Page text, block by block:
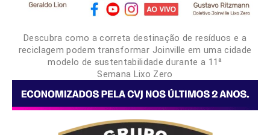
Descubra como a correta destinação de resíduos e a
reciclagem podem transformar Joinville em uma cidade
modelo de sustentabilidade durante a 11ª
Semana Lixo Zero